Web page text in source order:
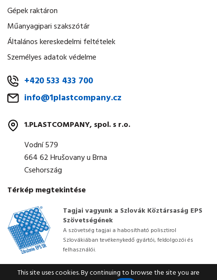
Gépek raktáron
Műanyagipari szakszótár
Általános kereskedelmi feltételek
Személyes adatok védelme
+420 533 433 700
info@1plastcompany.cz
1.PLASTCOMPANY, spol. s r.o.
Vodní 579
664 62 Hrušovany u Brna
Csehország
Térkép megtekintése
Tagjai vagyunk a Szlovák Köztársaság EPS
Szövetségének
A szövetség tagjai a habosítható polisztirol
Szlovákiában tevékenykedő gyártói, feldolgozói és
felhasználói.
This site uses cookies. By continuing to browse the site you are